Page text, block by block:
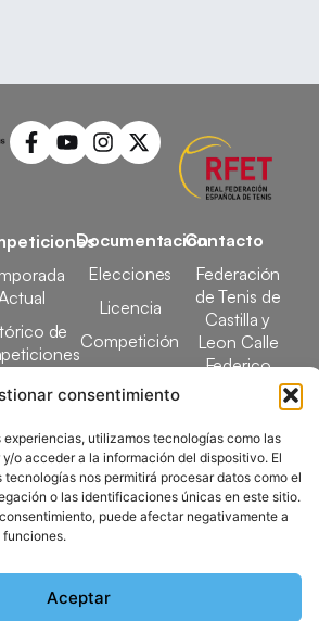
consentimiento
experiencias, utilizamos tecnologías como las
o acceder a la información del dispositivo. El
nos permitirá procesar datos como el
o las identificaciones únicas en este sitio.
puede afectar negativamente a
Aceptar
de
Documentación
Elecciones
Licencia
Competición
Docencia
Contacto
Federación
de Tenis de
Castilla y
Leon Calle
Federico
García Lorca,
Valladolid
983 24 94 26
de Tenis de Castilla y León |
por